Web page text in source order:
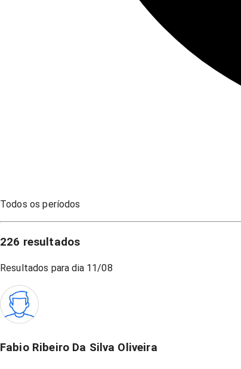
Todos os períodos
226 resultados
Resultados para dia 11/08
Fabio Ribeiro Da Silva Oliveira